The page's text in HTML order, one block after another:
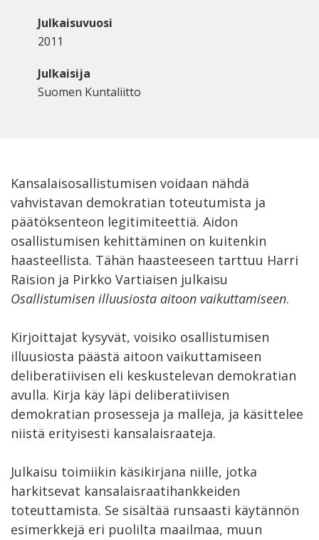
Julkaisuvuosi
2011
Julkaisija
Suomen Kuntaliitto
Kansalaisosallistumisen voidaan nähdä
vahvistavan demokratian toteutumista ja
päätöksenteon legitimiteettiä. Aidon
osallistumisen kehittäminen on kuitenkin
haasteellista. Tähän haasteeseen tarttuu Harri
Raision ja Pirkko Vartiaisen julkaisu
Osallistumisen illuusiosta aitoon vaikuttamiseen.
Kirjoittajat kysyvät, voisiko osallistumisen
illuusiosta päästä aitoon vaikuttamiseen
deliberatiivisen eli keskustelevan demokratian
avulla. Kirja käy läpi deliberatiivisen
demokratian prosesseja ja malleja, ja käsittelee
niistä erityisesti kansalaisraateja.
Julkaisu toimiikin käsikirjana niille, jotka
harkitsevat kansalaisraatihankkeiden
toteuttamista. Se sisältää runsaasti käytännön
esimerkkejä eri puolilta maailmaa, muun